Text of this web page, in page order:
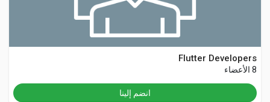
Flutter Developers
8 الأعضاء
انضم إلينا